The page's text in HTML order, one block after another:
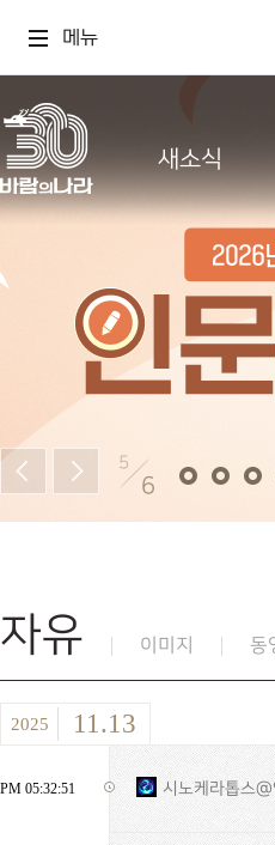
메뉴
새소식
5
6
자유 이미지 동
2025 11.13
PM 05:32:51 시노케라톱스@